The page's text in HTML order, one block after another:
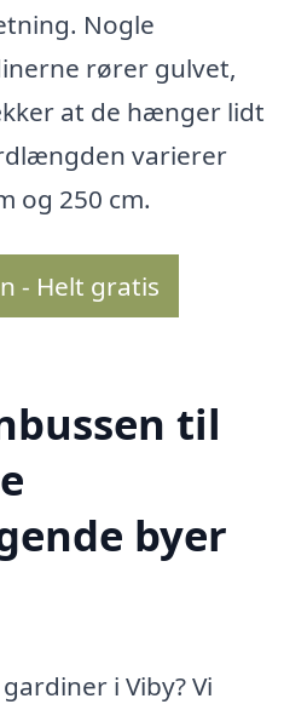
Nogle
rører gulvet,
at de hænger lidt
varierer
og 250 cm.
- Helt gratis
til
byer
i Viby? Vi